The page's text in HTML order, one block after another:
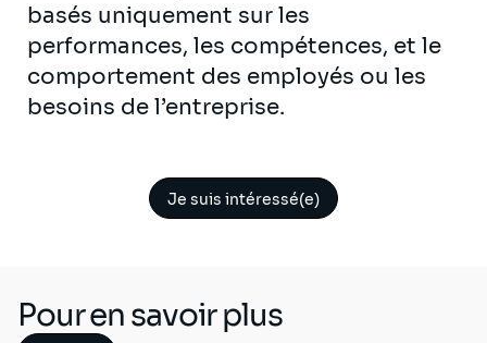
basés uniquement sur les
performances, les compétences, et le
comportement des employés ou les
besoins de l’entreprise.
Je suis intéressé(e)
Pour en savoir plus